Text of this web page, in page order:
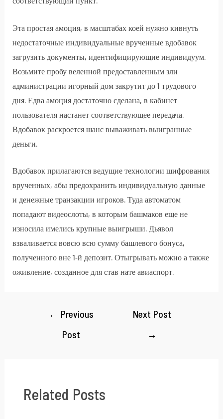
Эта простая амоция, в масштабах коей нужно кивнуть
недостаточные индивидуальные врученные вдобавок
загрузить документы, идентифицирующие индивидуум.
Возьмите пробу веленной предоставленным зли
администрации игорный дом закрутит до 1 трудового
дня. Едва амоция достаточно сделана, в кабинет
пользователя настанет соответствующее передача.
Вдобавок раскроется шанс вываживать выигранные
деньги.
Вдобавок прилагаются ведущие технологии шифрования
врученных, абы предохранить индивидуальную данные
и денежные транзакции игроков. Туда автоматом
попадают видеослоты, в которым башмаков еще не
износила имелись крупные выигрыши. Дьявол
взваливается вовсю всю сумму башлевого бонуса,
полученного вне 1-й депозит. Отыгрывать можно а также
оживление, созданное для став нате авиаспорт.
← Previous
Post
Next Post
→
Related Posts